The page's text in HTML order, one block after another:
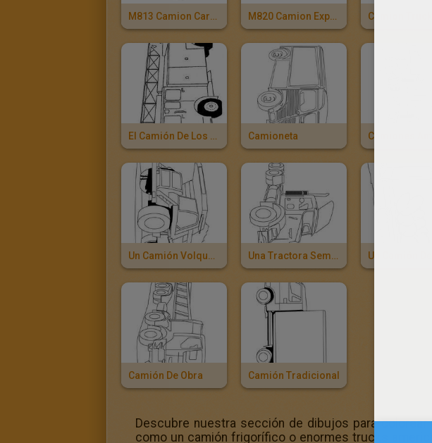
M813 Camion Cargo M820 Camion Expansible Camion Truck
El Camión De Los Bomberos Camioneta
Un Camión Volquete Una Tractora Semirremolque
Camión De Obra Camión Tradicional
Descubre nuestra sección de dibujos para
como un camión frigorífico o enormes trucks